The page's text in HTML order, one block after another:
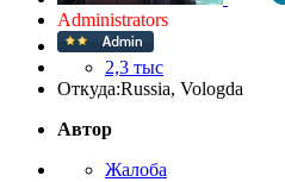
Administrators
2,3 тыс
Откуда:Russia, Vologda
Автор
Жалоба